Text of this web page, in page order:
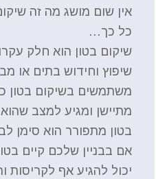
אין שום מושג מה זה
כל כך…
שיקום בטון הוא חלק
שיפוץ וחידוש בתים או
משתמשים בשיקום בטון
מתיישן ומגיע למצב
בטון מתפורר הוא סימן
אם בבניין שלכם קיים
יכול להגיע אף לקריסות